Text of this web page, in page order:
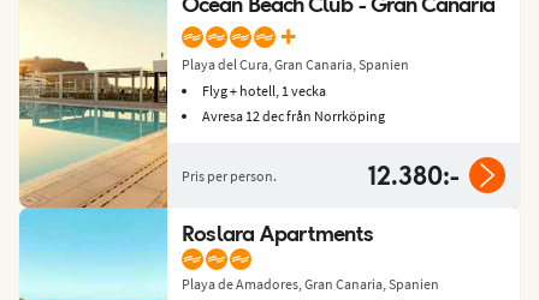
+
Playa del Cura, Gran Canaria, Spanien
Flyg + hotell, 1 vecka
Avresa 12 dec från Norrköping
Pris per person. 12.380:-
Roslara Apartments
Playa de Amadores, Gran Canaria, Spanien